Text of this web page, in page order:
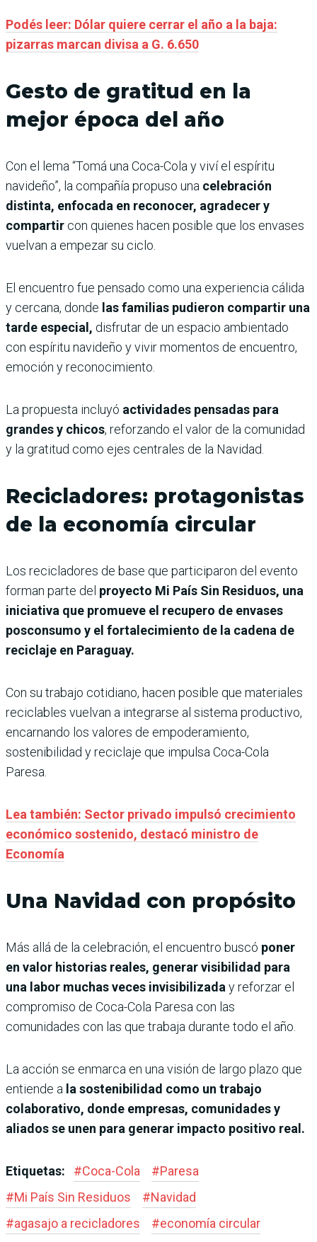
Podés leer: Dólar quiere cerrar el año a la baja:
pizarras marcan divisa a G. 6.650
Gesto de gratitud en la
mejor época del año
Con el lema “Tomá una Coca-Cola y viví el espíritu
navideño”, la compañía propuso una celebración
distinta, enfocada en reconocer, agradecer y
compartir con quienes hacen posible que los envases
vuelvan a empezar su ciclo.
El encuentro fue pensado como una experiencia cálida
y cercana, donde las familias pudieron compartir una
tarde especial, disfrutar de un espacio ambientado
con espíritu navideño y vivir momentos de encuentro,
emoción y reconocimiento.
La propuesta incluyó actividades pensadas para
grandes y chicos, reforzando el valor de la comunidad
y la gratitud como ejes centrales de la Navidad.
Recicladores: protagonistas
de la economía circular
Los recicladores de base que participaron del evento
forman parte del proyecto Mi País Sin Residuos, una
iniciativa que promueve el recupero de envases
posconsumo y el fortalecimiento de la cadena de
reciclaje en Paraguay.
Con su trabajo cotidiano, hacen posible que materiales
reciclables vuelvan a integrarse al sistema productivo,
encarnando los valores de empoderamiento,
sostenibilidad y reciclaje que impulsa Coca-Cola
Paresa.
Lea también: Sector privado impulsó crecimiento
económico sostenido, destacó ministro de
Economía
Una Navidad con propósito
Más allá de la celebración, el encuentro buscó poner
en valor historias reales, generar visibilidad para
una labor muchas veces invisibilizada y reforzar el
compromiso de Coca-Cola Paresa con las
comunidades con las que trabaja durante todo el año.
La acción se enmarca en una visión de largo plazo que
entiende a la sostenibilidad como un trabajo
colaborativo, donde empresas, comunidades y
aliados se unen para generar impacto positivo real.
Etiquetas: #Coca-Cola #Paresa
#Mi País Sin Residuos #Navidad
#agasajo a recicladores #economía circular